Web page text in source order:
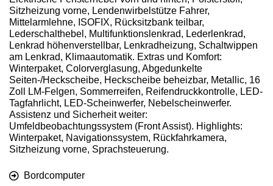
Sitzheizung vorne, Lendenwirbelstütze Fahrer,
Mittelarmlehne, ISOFIX, Rücksitzbank teilbar,
Lederschalthebel, Multifunktionslenkrad, Lederlenkrad,
Lenkrad höhenverstellbar, Lenkradheizung, Schaltwippen
am Lenkrad, Klimaautomatik. Extras und Komfort:
Winterpaket, Colorverglasung, Abgedunkelte
Seiten-/Heckscheibe, Heckscheibe beheizbar, Metallic, 16
Zoll LM-Felgen, Sommerreifen, Reifendruckkontrolle, LED-
Tagfahrlicht, LED-Scheinwerfer, Nebelscheinwerfer.
Assistenz und Sicherheit weiter:
Umfeldbeobachtungssystem (Front Assist). Highlights:
Winterpaket, Navigationssystem, Rückfahrkamera,
Sitzheizung vorne, Sprachsteuerung.
Bordcomputer